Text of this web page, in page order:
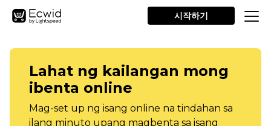
시작하기
Lahat ng kailangan mong
ibenta online
Mag-set up ng isang online na tindahan sa
ilang minuto upang magbenta sa isang